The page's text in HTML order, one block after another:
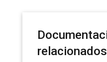
relacionados